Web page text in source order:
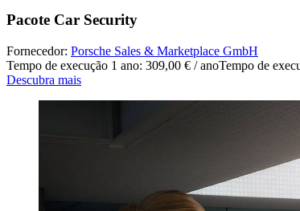
Pacote Car Security
Fornecedor: Porsche Sales & Marketplace GmbH
Tempo de execução 1 ano: 309,00 € / anoTempo de
Descubra mais